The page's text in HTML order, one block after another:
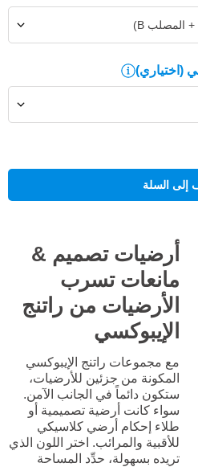
(اختياري)
إلى السلة
أرضيات تصميم &
مانعات تسرب
الأرضيات من راتنج
الإيبوكسي
مع مجموعات راتنج الإيبوكسي
المكونة من جزئين للأرضيات،
ستكون دائماً في الجانب الآمن.
سواء كانت أرضية تصميمية أو
طلاء إحكام أرضي كلاسيكي
للأقبية والمرائب. اختر اللون الذي
تريده بسهولة، حدِّد المساحة